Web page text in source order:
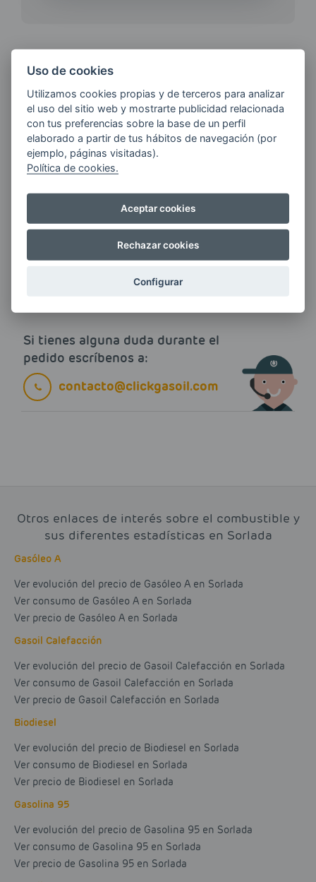
¿QUIERES ESTAR AL DÍA DE
LAS
ÚLTIMAS NOVEDADES?
E-MAIL
Quiero recibir las últimas novedades de AVIA
ENERGIAS por cualquier medio, incluido
electrónico.Más información
Si tienes alguna duda durante el
pedido escríbenos a:
contacto@clickgasoil.com
Otros enlaces de interés sobre el combustible y
sus diferentes estadísticas en Sorlada
Gasóleo A
Ver evolución del precio de Gasóleo A en Sorlada
Ver consumo de Gasóleo A en Sorlada
Ver precio de Gasóleo A en Sorlada
Gasoil Calefacción
Ver evolución del precio de Gasoil Calefacción en Sorlada
Ver consumo de Gasoil Calefacción en Sorlada
Ver precio de Gasoil Calefacción en Sorlada
Biodiesel
Ver evolución del precio de Biodiesel en Sorlada
Ver consumo de Biodiesel en Sorlada
Ver precio de Biodiesel en Sorlada
Gasolina 95
Ver evolución del precio de Gasolina 95 en Sorlada
Ver consumo de Gasolina 95 en Sorlada
Ver precio de Gasolina 95 en Sorlada
Uso de cookies
Utilizamos cookies propias y de terceros para analizar
el uso del sitio web y mostrarte publicidad relacionada
con tus preferencias sobre la base de un perfil
elaborado a partir de tus hábitos de navegación (por
ejemplo, páginas visitadas).
Política de cookies.
Aceptar cookies
Rechazar cookies
Configurar